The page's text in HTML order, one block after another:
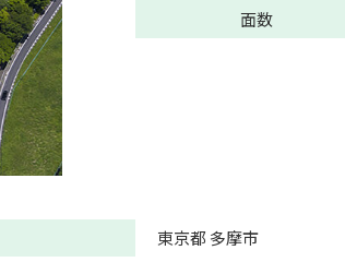
面数
東京都 多摩市